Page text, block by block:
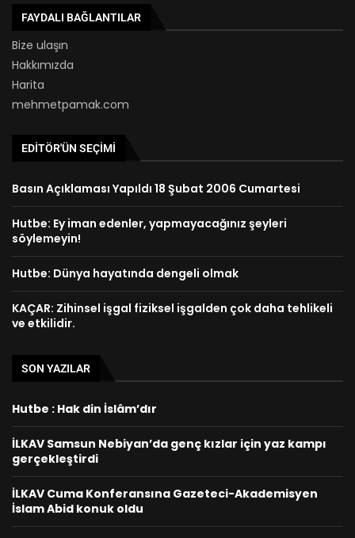
FAYDALI BAĞLANTILAR
Bize ulaşın
Hakkımızda
Harita
mehmetpamak.com
EDITÖR'ÜN SEÇIMI
Basın Açıklaması Yapıldı 18 Şubat 2006 Cumartesi
Hutbe: Ey iman edenler, yapmayacağınız şeyleri
söylemeyin!
Hutbe: Dünya hayatında dengeli olmak
KAÇAR: Zihinsel işgal fiziksel işgalden çok daha tehlikeli
ve etkilidir.
SON YAZILAR
Hutbe : Hak din İslâm’dır
İLKAV Samsun Nebiyan’da genç kızlar için yaz kampı
gerçekleştirdi
İLKAV Cuma Konferansına Gazeteci-Akademisyen
İslam Abid konuk oldu